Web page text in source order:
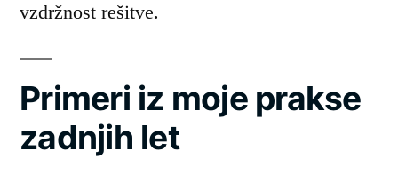
vzdržnost rešitve.
Primeri iz moje prakse
zadnjih let